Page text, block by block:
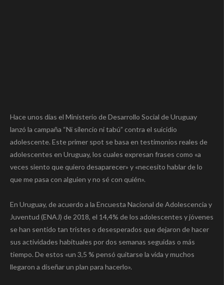
Hace unos días el Ministerio de Desarrollo Social de Uruguay
lanzó la campaña “Ni silencio ni tabú” contra el suicidio
adolescente. Este primer spot se basa en testimonios reales de
adolescentes en Uruguay, los cuales expresan frases como «a
veces siento que quiero desaparecer» y «necesito hablar de lo
que me pasa con alguien y no sé con quién».
En Uruguay, de acuerdo a la Encuesta Nacional de Adolescencia y
Juventud (ENAJ) de 2018, el 14,4% de los adolescentes y jóvenes
se han sentido tan tristes o desesperados que dejaron de hacer
sus actividades habituales por dos semanas seguidas o más
tiempo. De estos «un 3,5 % pensó quitarse la vida y muchos
llegaron a diseñar un plan para hacerlo».